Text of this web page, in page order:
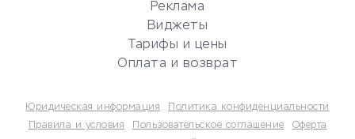
Потребительские кредиты
Реклама
Виджеты
Тарифы и цены
Оплата и возврат
Юридическая информация
Политика конфиденциальности
Правила и условия
Пользовательское соглашение Оферта